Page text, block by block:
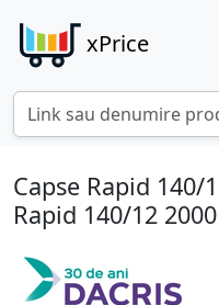
xPrice
Capse Rapid 140/
Rapid 140/12